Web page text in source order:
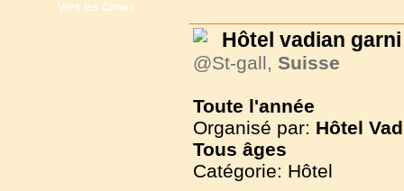
Vers les Cimes
Hôtel vadian garni
@St-gall, Suisse
Toute l'année
Organisé par: Hôtel
Tous âges
Catégorie: Hôtel